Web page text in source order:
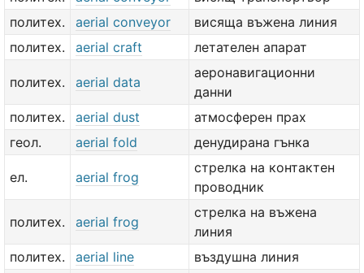
политех.
aerial conveyor
висяща въжена линия
политех.
aerial craft летателен апарат
политех. aerial data
аеронавигационни
данни
политех.
aerial dust
атмосферен прах
геол.
aerial fold денудирана гънка
ел. aerial frog
стрелка на контактен
проводник
политех. aerial frog
стрелка на въжена
линия
политех.
aerial line
въздушна линия